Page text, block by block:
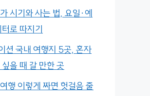
시기와 사는 법, 요일·예
로 따지기
션 국내 여행지 5곳, 혼자
을 때 갈 만한 곳
행 이렇게 짜면 헛걸음 줄